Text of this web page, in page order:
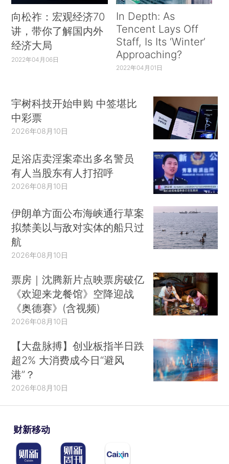
向松祚：宏观经济70
讲，带你了解国内外
经济大局
2022年04月06日
In Depth: As
Tencent Lays Off
Staff, Is Its ‘Winter’
Approaching?
2022年04月01日
宇树科技开始申购 中签堪比
中彩票
2026年08月10日
足浴店卖淫案牵出多名警员
有人当股东有人打招呼
2026年08月10日
伊朗单方面公布海峡通行草案
拟禁美以与敌对实体的船只过
航
2026年08月10日
票房｜沈腾新片点映票房破亿
《欢迎来龙餐馆》空降迎战
《奥德赛》(含视频)
2026年08月10日
【大盘脉搏】创业板指半日跌
超2% 大消费成今日“避风
港”？
2026年08月10日
财新移动